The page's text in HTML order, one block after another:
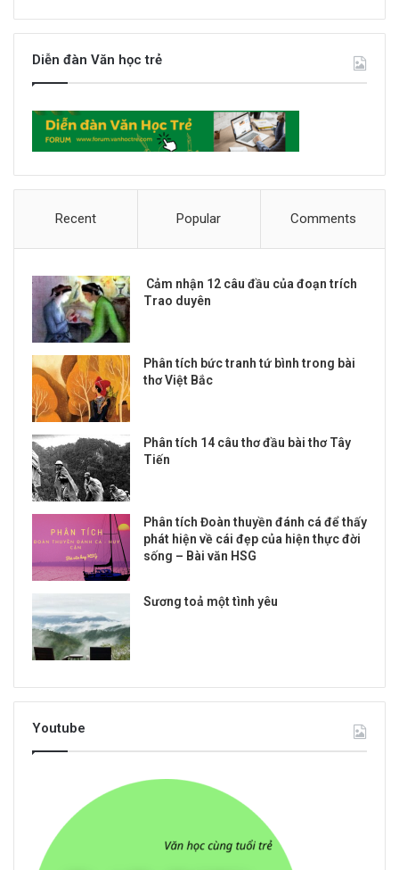
Diễn đàn Văn học trẻ
Recent Popular Comments
Cảm nhận 12 câu đầu của đoạn trích
Trao duyên
Phân tích bức tranh tứ bình trong bài
thơ Việt Bắc
Phân tích 14 câu thơ đầu bài thơ Tây
Tiến
Phân tích Đoàn thuyền đánh cá để thấy
phát hiện về cái đẹp của hiện thực đời
sống – Bài văn HSG
Sương toả một tình yêu
Youtube